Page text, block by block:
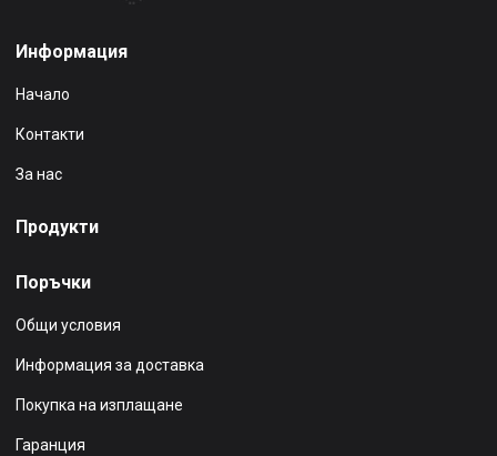
Информация
Начало
Контакти
За нас
Продукти
Поръчки
Общи условия
Информация за доставка
Покупка на изплащане
Гаранция